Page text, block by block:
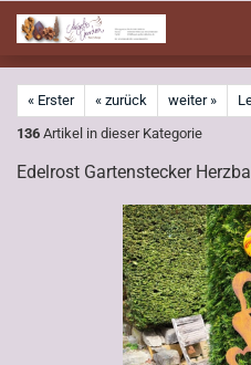
zum
Hauptinhalt
« Erster « zurück weiter »
136 Artikel in dieser Kategorie
Edelrost Gartenstecker